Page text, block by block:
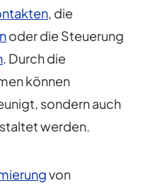
, die
oder die Steuerung
. Durch die
können
sondern auch
werden.
von